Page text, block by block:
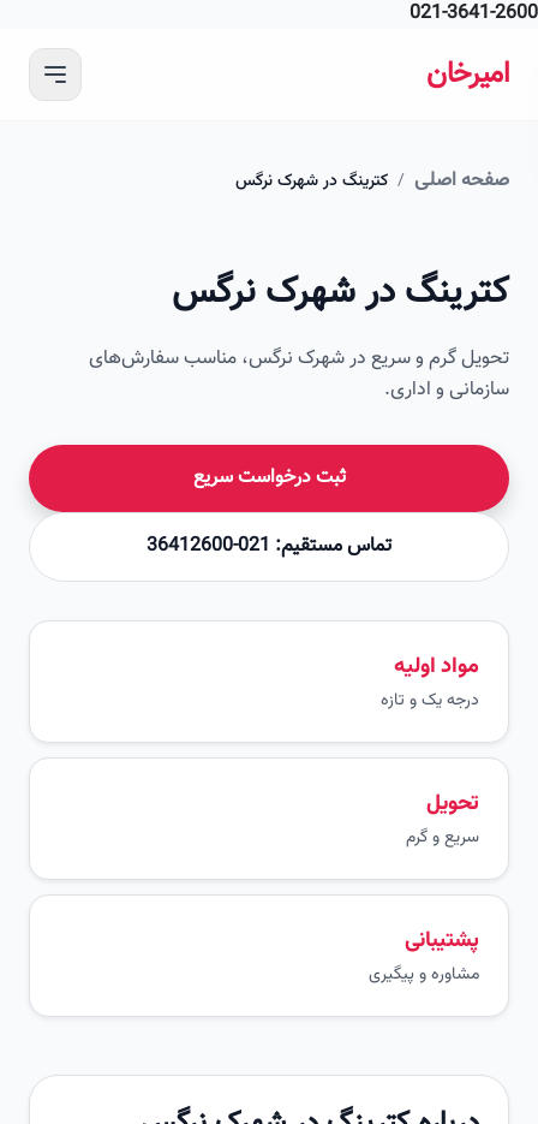
021-
اصلی / کترینگ در شهرک نرگس
در شهرک نرگس
گرم و سریع در شهرک نرگس، مناسب سفارش‌های
و اداری.
ثبت درخواست سریع
تماس مستقیم: 021-36412600
مواد اولیه
درجه یک و تازه
سریع و گرم
پشتیبانی
مشاوره و پیگیری
تصویر این صفحه به زودی اضافه می‌شود